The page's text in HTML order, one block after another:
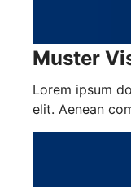
Muster
Lorem ipsum
elit. Aenean